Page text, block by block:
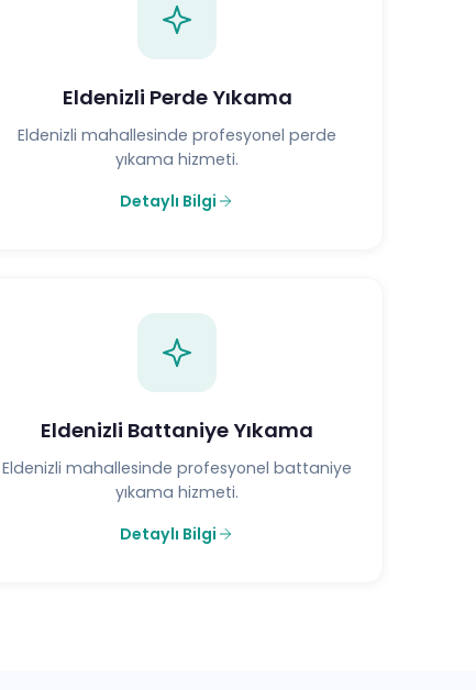
Eldenizli Perde Yıkama
Eldenizli mahallesinde profesyonel perde
yıkama hizmeti.
Detaylı Bilgi
Eldenizli Battaniye Yıkama
Eldenizli mahallesinde profesyonel battaniye
yıkama hizmeti.
Detaylı Bilgi